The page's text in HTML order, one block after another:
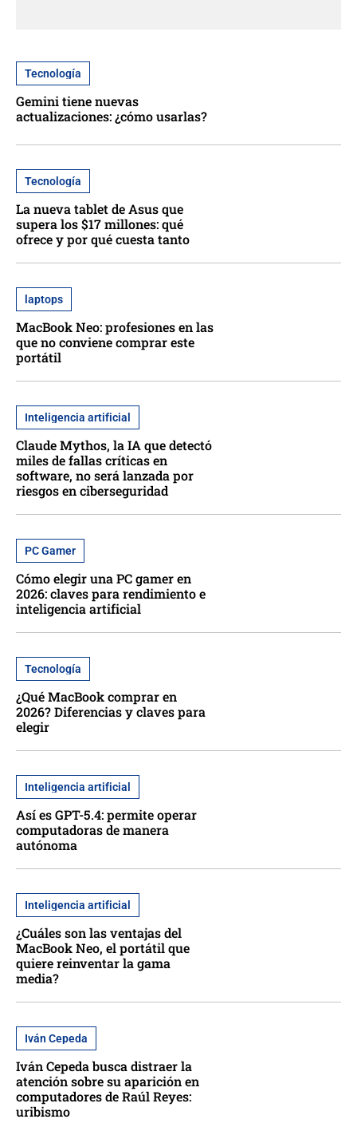
Tecnología
Gemini tiene nuevas
actualizaciones: ¿cómo usarlas?
Tecnología
La nueva tablet de Asus que
supera los $17 millones: qué
ofrece y por qué cuesta tanto
laptops
MacBook Neo: profesiones en las
que no conviene comprar este
portátil
Inteligencia artificial
Claude Mythos, la IA que detectó
miles de fallas críticas en
software, no será lanzada por
riesgos en ciberseguridad
PC Gamer
Cómo elegir una PC gamer en
2026: claves para rendimiento e
inteligencia artificial
Tecnología
¿Qué MacBook comprar en
2026? Diferencias y claves para
elegir
Inteligencia artificial
Así es GPT-5.4: permite operar
computadoras de manera
autónoma
Inteligencia artificial
¿Cuáles son las ventajas del
MacBook Neo, el portátil que
quiere reinventar la gama
media?
Iván Cepeda
Iván Cepeda busca distraer la
atención sobre su aparición en
computadores de Raúl Reyes:
uribismo